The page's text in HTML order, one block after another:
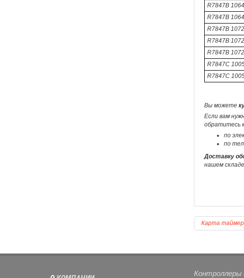
R7847B
R7847B
R7847B 1072
R7847B
R7847B
R7847C
R7847C
Вы можете
Если вам
обратитесь
по
по
Доставку
нашем
Карта